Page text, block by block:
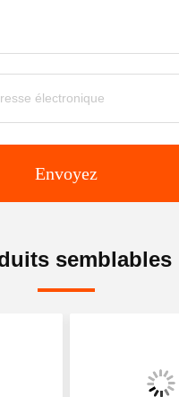
Envoyez
semblables